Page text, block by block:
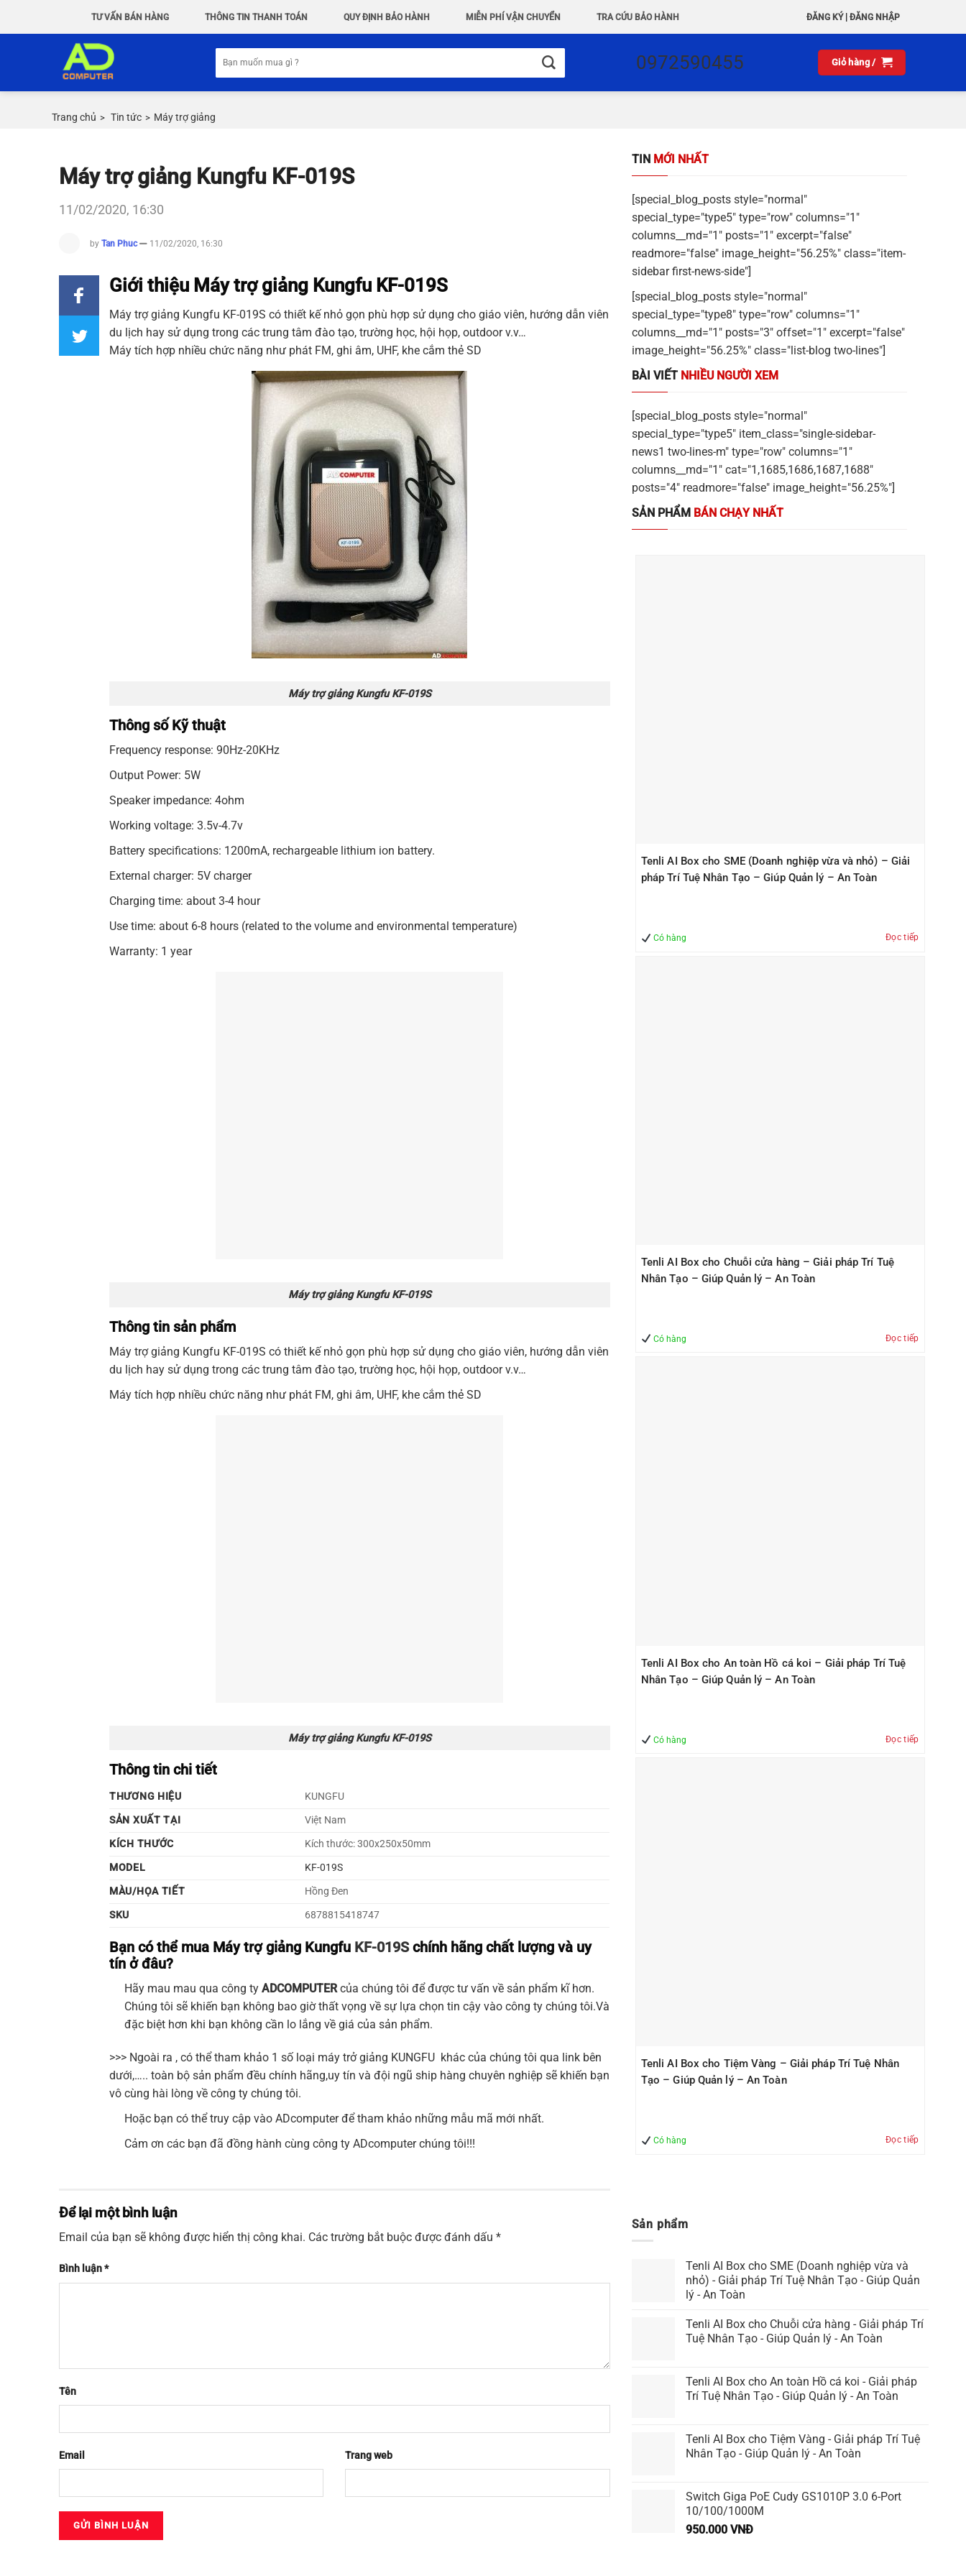
TƯ VẤN BÁN HÀNG THÔNG TIN THANH TOÁN QUY ĐỊNH BẢO HÀNH MIỄN PHÍ VẬN CHUYỂN TRA CỨU BẢO HÀNH ĐĂNG KÝ| ĐĂNG NHẬP
kiếm:
0972590455 Giỏ hàng /
Trang chủ > Tin tức > Máy trợ giảng
Máy trợ giảng Kungfu KF-019S
11/02/2020, 16:30
by Tan Phuc 11/02/2020, 16:30
Giới thiệu Máy trợ giảng Kungfu KF-019S
Máy trợ giảng Kungfu KF-019S có thiết kế nhỏ gọn phù hợp sử dụng cho giáo viên, hướng dẫn viên
du lịch hay sử dụng trong các trung tâm đào tạo, trường học, hội họp, outdoor v.v…
Máy tích hợp nhiều chức năng như phát FM, ghi âm, UHF, khe cắm thẻ SD
Máy trợ giảng Kungfu KF-019S
Thông số Kỹ thuật
Frequency response: 90Hz-20KHz
Output Power: 5W
Speaker impedance: 4ohm
Working voltage: 3.5v-4.7v
Battery specifications: 1200mA, rechargeable lithium ion battery.
External charger: 5V charger
Charging time: about 3-4 hour
Use time: about 6-8 hours (related to the volume and environmental temperature)
Warranty: 1 year
Máy trợ giảng Kungfu KF-019S
Thông tin sản phẩm
Máy trợ giảng Kungfu KF-019S có thiết kế nhỏ gọn phù hợp sử dụng cho giáo viên, hướng dẫn viên
du lịch hay sử dụng trong các trung tâm đào tạo, trường học, hội họp, outdoor v.v…
Máy tích hợp nhiều chức năng như phát FM, ghi âm, UHF, khe cắm thẻ SD
Máy trợ giảng Kungfu KF-019S
Thông tin chi tiết
THƯƠNG HIỆU
KUNGFU
SẢN XUẤT TẠI
Việt Nam
KÍCH THƯỚC
Kích thước: 300x250x50mm
MODEL
KF-019S
MÀU/HỌA TIẾT
Hồng Đen
SKU
6878815418747
Bạn có thể mua Máy trợ giảng Kungfu KF-019S chính hãng chất lượng và uy
tín ở đâu?
Hãy mau mau qua công ty ADCOMPUTERcủa chúng tôi để được tư vấn về sản phẩm kĩ hơn.
Chúng tôi sẽ khiến bạn không bao giờ thất vọng về sự lựa chọn tin cậy vào công ty chúng tôi.Và
đặc biệt hơn khi bạn không cần lo lắng về giá của sản phẩm.
>>> Ngoài ra , có thể tham khảo 1 số loại máy trở giảng KUNGFU khác của chúng tôi qua link bên
dưới,….. toàn bộ sản phẩm đều chính hãng,uy tín và đội ngũ ship hàng chuyên nghiệp sẽ khiến bạn
vô cùng hài lòng về công ty chúng tôi.
Hoặc bạn có thể truy cập vào ADcomputerđể tham khảo những mẫu mã mới nhất.
Cảm ơn các bạn đã đồng hành cùng công ty ADcomputer chúng tôi!!!
Để lại một bình luận
Email của bạn sẽ không được hiển thị công khai. Các trường bắt buộc được đánh dấu *
Bình luận*
Tên
Email Trang web
TIN MỚI NHẤT
[special_blog_posts style="normal"
special_type="type5" type="row" columns="1"
columns__md="1" posts="1" excerpt="false"
readmore="false" image_height="56.25%" class="item-
sidebar first-news-side"]
[special_blog_posts style="normal"
special_type="type8" type="row" columns="1"
columns__md="1" posts="3" offset="1" excerpt="false"
image_height="56.25%" class="list-blog two-lines"]
BÀI VIẾT NHIỀU NGƯỜI XEM
[special_blog_posts style="normal"
special_type="type5" item_class="single-sidebar-
news1 two-lines-m" type="row" columns="1"
columns__md="1" cat="1,1685,1686,1687,1688"
posts="4" readmore="false" image_height="56.25%"]
SẢN PHẨM BÁN CHẠY NHẤT
Tenli AI Box cho SME (Doanh nghiệp vừa và nhỏ) – Giải
pháp Trí Tuệ Nhân Tạo – Giúp Quản lý – An Toàn
Có hàng Đọc tiếp
Tenli AI Box cho Chuỗi cửa hàng – Giải pháp Trí Tuệ
Nhân Tạo – Giúp Quản lý – An Toàn
Có hàng Đọc tiếp
Tenli AI Box cho An toàn Hồ cá koi – Giải pháp Trí Tuệ
Nhân Tạo – Giúp Quản lý – An Toàn
Có hàng Đọc tiếp
Tenli AI Box cho Tiệm Vàng – Giải pháp Trí Tuệ Nhân
Tạo – Giúp Quản lý – An Toàn
Có hàng Đọc tiếp
Sản phẩm
Tenli AI Box cho SME (Doanh nghiệp vừa và
nhỏ) - Giải pháp Trí Tuệ Nhân Tạo - Giúp Quản
lý - An Toàn
Tenli AI Box cho Chuỗi cửa hàng - Giải pháp Trí
Tuệ Nhân Tạo - Giúp Quản lý - An Toàn
Tenli AI Box cho An toàn Hồ cá koi - Giải pháp
Trí Tuệ Nhân Tạo - Giúp Quản lý - An Toàn
Tenli AI Box cho Tiệm Vàng - Giải pháp Trí Tuệ
Nhân Tạo - Giúp Quản lý - An Toàn
Switch Giga PoE Cudy GS1010P 3.0 6-Port
10/100/1000M
950.000 VNĐ